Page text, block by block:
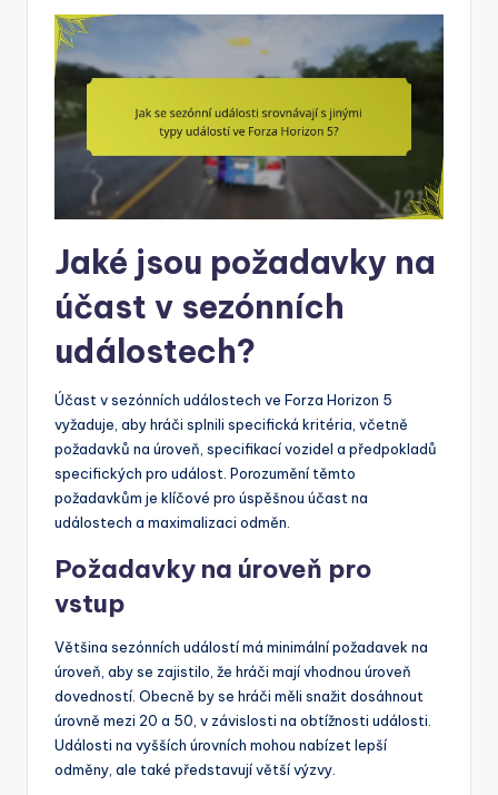
Jaké jsou požadavky na
účast v sezónních
událostech?
Účast v sezónních událostech ve Forza Horizon 5
vyžaduje, aby hráči splnili specifická kritéria, včetně
požadavků na úroveň, specifikací vozidel a předpokladů
specifických pro událost. Porozumění těmto
požadavkům je klíčové pro úspěšnou účast na
událostech a maximalizaci odměn.
Požadavky na úroveň pro
vstup
Většina sezónních událostí má minimální požadavek na
úroveň, aby se zajistilo, že hráči mají vhodnou úroveň
dovedností. Obecně by se hráči měli snažit dosáhnout
úrovně mezi 20 a 50, v závislosti na obtížnosti události.
Události na vyšších úrovních mohou nabízet lepší
odměny, ale také představují větší výzvy.